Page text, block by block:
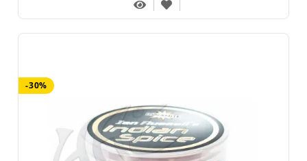
-30%